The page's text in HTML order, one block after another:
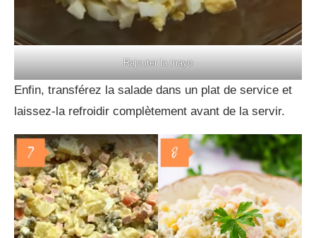
Rajouter la mayo
Enfin, transférez la salade dans un plat de service et
laissez-la refroidir complètement avant de la servir.